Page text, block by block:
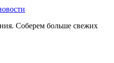
Соберем больше свежих